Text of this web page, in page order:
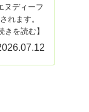
ヌディーフ
れます。
を読む】